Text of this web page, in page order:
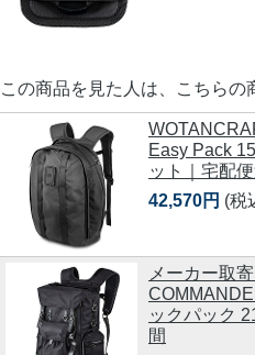
この商品を見た人は、こちらの
Easy Pack
ット｜宅配
42,570円 (税
メーカー取
ックパック
間